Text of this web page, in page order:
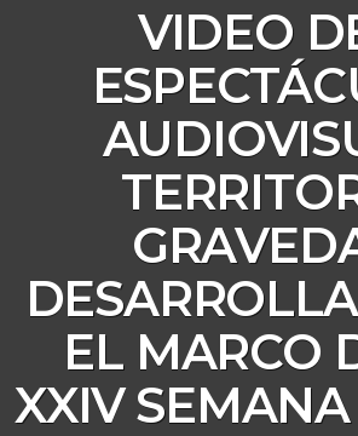
VIDEO
EL MARCO
XXIV